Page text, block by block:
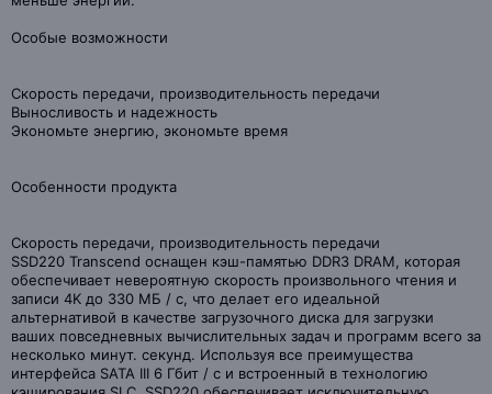
Особые возможности
Скорость передачи, производительность передачи
Выносливость и надежность
Экономьте энергию, экономьте время
Особенности продукта
Скорость передачи, производительность передачи
SSD220 Transcend оснащен кэш-памятью DDR3 DRAM, которая
обеспечивает невероятную скорость произвольного чтения и
записи 4K до 330 МБ / с, что делает его идеальной
альтернативой в качестве загрузочного диска для загрузки
ваших повседневных вычислительных задач и программ всего за
несколько минут. секунд. Используя все преимущества
интерфейса SATA III 6 Гбит / с и встроенный в технологию